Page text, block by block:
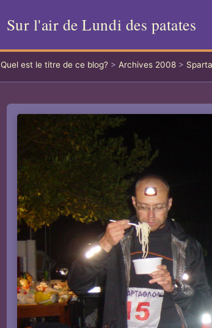
Sur l'air de Lundi des patates
Quel est le titre de ce blog? > Archives 2008 >